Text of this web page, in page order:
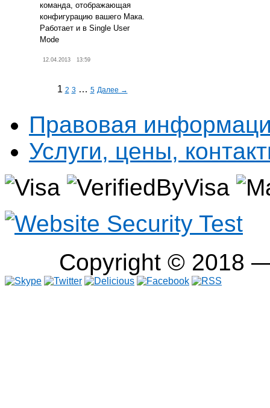
команда, отображающая
конфигурацию вашего Мака.
Работает и в Single User
Mode
12.04.2013 13:59
1 2 3 … 5 Далее →
Правовая
Услуги, цены,
Copyright © 2018